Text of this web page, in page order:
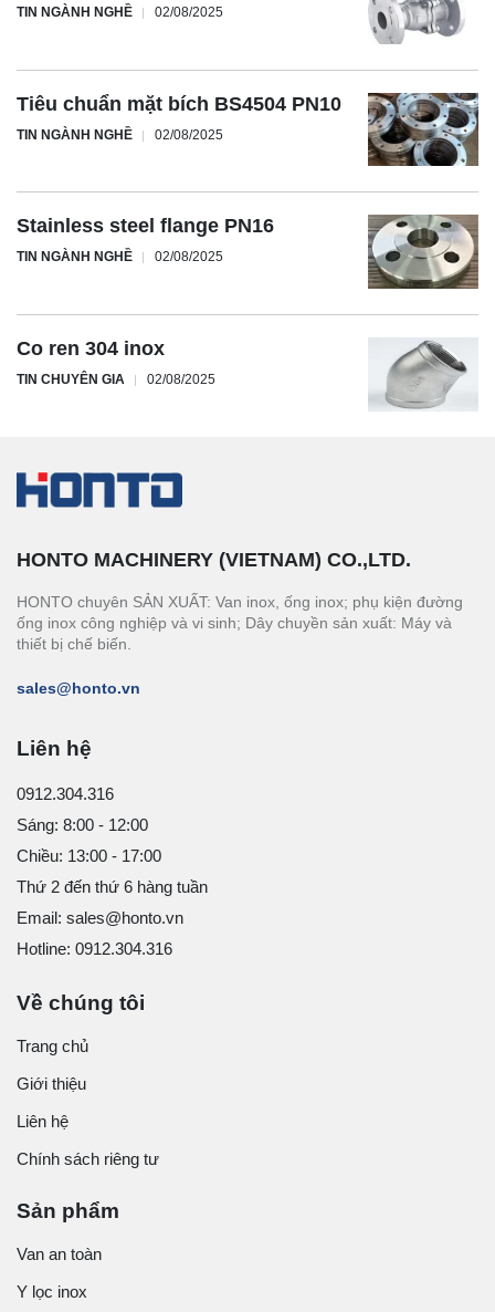
TIN NGÀNH NGHỀ 02/08/2025
Tiêu chuẩn mặt bích BS4504 PN10
TIN NGÀNH NGHỀ 02/08/2025
Stainless steel flange PN16
TIN NGÀNH NGHỀ 02/08/2025
Co ren 304 inox
TIN CHUYÊN GIA 02/08/2025
HONTO MACHINERY (VIETNAM) CO.,LTD.
HONTO chuyên SẢN XUẤT: Van inox, ống inox; phụ kiện đường
ống inox công nghiệp và vi sinh; Dây chuyền sản xuất: Máy và
thiết bị chế biến.
sales@honto.vn
Liên hệ
0912.304.316
Sáng: 8:00 - 12:00
Chiều: 13:00 - 17:00
Thứ 2 đến thứ 6 hàng tuần
Email: sales@honto.vn
Hotline: 0912.304.316
Về chúng tôi
Trang chủ
Giới thiệu
Liên hệ
Chính sách riêng tư
Sản phẩm
Van an toàn
Y lọc inox